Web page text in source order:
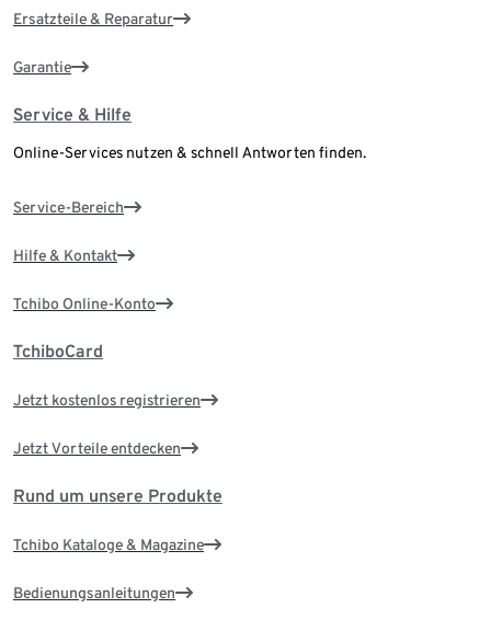
Ersatzteile & Reparatur
Garantie
Service & Hilfe
Online-Services nutzen & schnell Antworten finden.
Service-Bereich
Hilfe & Kontakt
Tchibo Online-Konto
TchiboCard
Jetzt kostenlos registrieren
Jetzt Vorteile entdecken
Rund um unsere Produkte
Tchibo Kataloge & Magazine
Bedienungsanleitungen